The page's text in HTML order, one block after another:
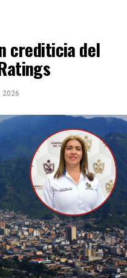
crediticia del
2026